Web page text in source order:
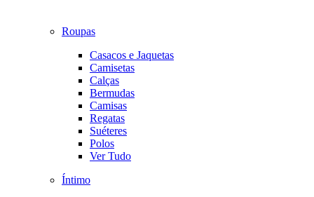
Roupas
Casacos e Jaquetas
Camisetas
Calças
Bermudas
Camisas
Regatas
Suéteres
Polos
Ver Tudo
Íntimo